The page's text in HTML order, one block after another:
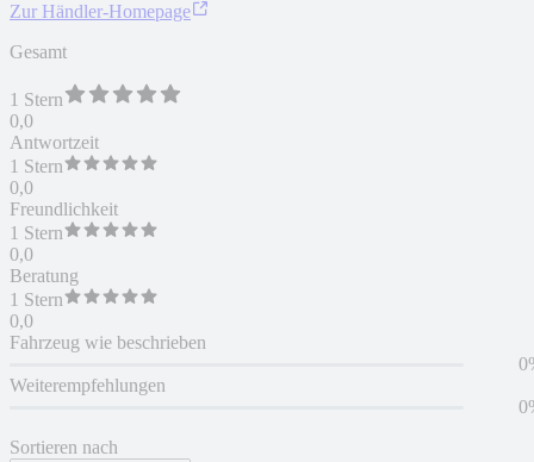
Sortieren nach
Zur Händler-Homepage
Gesamt
1 Stern
0,0
Antwortzeit
1 Stern
0,0
Freundlichkeit
1 Stern
0,0
Beratung
1 Stern
0,0
Fahrzeug wie beschrieben
Weiterempfehlungen